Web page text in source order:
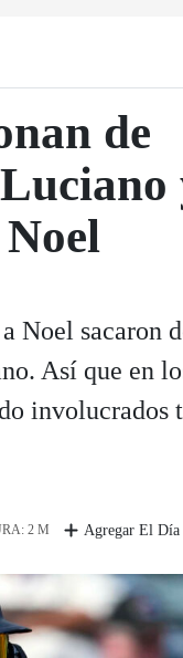
de
Noel sacaron
Así que en
involucrados
2 M Agregar El Día